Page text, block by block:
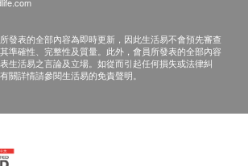
發表的全部內容為即時更新，因此生活易不會預先審查
準確性、完整性及質量。此外，會員所發表的全部內容
生活易之言論及立場。如從而引起任何損失或法律糾
關詳情請參閱生活易的免責聲明。